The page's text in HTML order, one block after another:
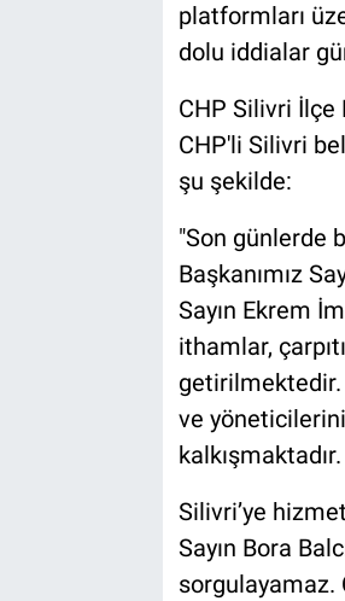
platformları
dolu iddialar
CHP Silivri
CHP'li Silivri
şu şekilde:
"Son günlerde
Başkanımız
Sayın Ekrem
ithamlar,
getirilmektedir.
ve yöneticilerini
kalkışmaktadır.
Silivri’ye
Sayın Bora
sorgulayamaz.